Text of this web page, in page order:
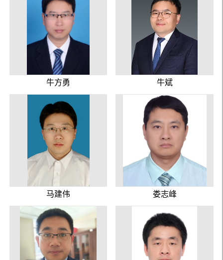
牛方勇 牛斌
马建伟 娄志峰